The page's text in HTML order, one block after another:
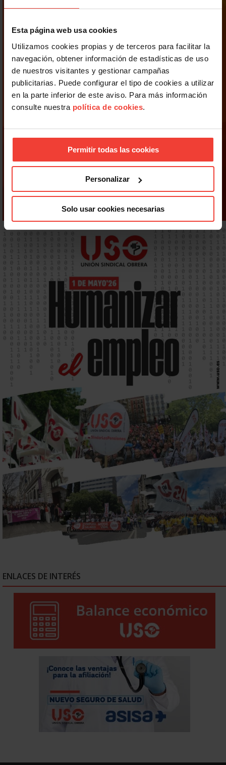
Esta página web usa cookies
Utilizamos cookies propias y de terceros para facilitar la
navegación, obtener información de estadísticas de uso
de nuestros visitantes y gestionar campañas
publicitarias. Puede configurar el tipo de cookies a utilizar
en la parte inferior de este aviso. Para más información
consulte nuestra política de cookies.
Permitir todas las cookies
Personalizar
Solo usar cookies necesarias
ENLACES DE INTERÉS